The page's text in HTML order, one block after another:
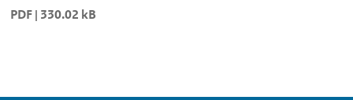
PDF | 330.02 kB